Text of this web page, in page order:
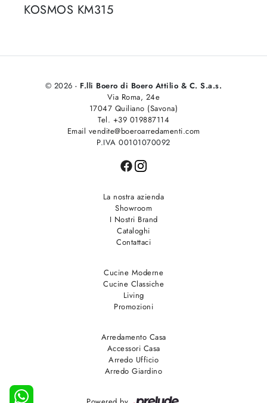
KOSMOS KM315
© 2026 - F.lli Boero di Boero Attilio & C. S.a.s.
Via Roma, 24e
17047 Quiliano (Savona)
Tel. +39 019887114
Email vendite@boeroarredamenti.com
P.IVA 00101070092
La nostra azienda
Showroom
I Nostri Brand
Cataloghi
Contattaci
Cucine Moderne
Cucine Classiche
Living
Promozioni
Arredamento Casa
Accessori Casa
Arredo Ufficio
Arredo Giardino